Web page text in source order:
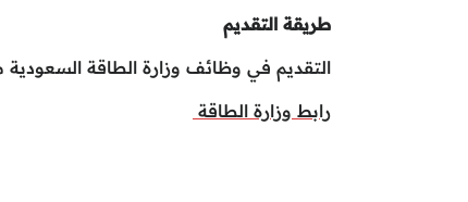
طريقة التقديم
التقديم في وظائف وزارة الطاقة
رابط وزارة الطاقة